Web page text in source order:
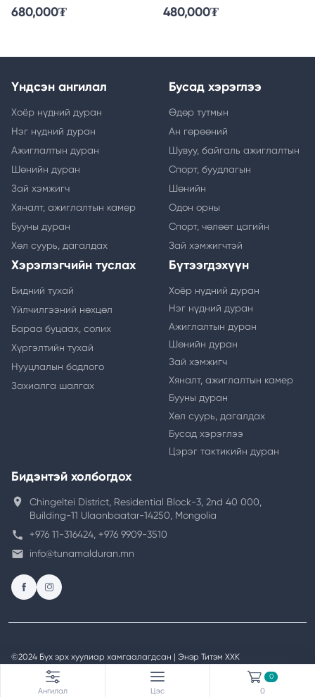
680,000₮
Measure
480,000₮
Ангилал Цэс
0
0
Үндсэн ангилал
Хоёр нүдний дуран
Нэг нүдний дуран
Ажиглалтын дуран
Шөнийн дуран
Зай хэмжигч
Хяналт, ажиглалтын камер
Бууны дуран
Хөл суурь, дагалдах
Бусад хэрэглээ
Өдөр тутмын
Ан гөрөөний
Шувуу, байгаль ажиглалтын
Спорт, буудлагын
Шөнийн
Одон орны
Спорт, чөлөөт цагийн
Зай хэмжигчтэй
Хэрэглэгчийн туслах
Бидний тухай
Үйлчилгээний нөхцөл
Бараа буцаах, солих
Хүргэлтийн тухай
Нууцлалын бодлого
Захиалга шалгах
Бүтээгдэхүүн
Хоёр нүдний дуран
Нэг нүдний дуран
Ажиглалтын дуран
Шөнийн дуран
Зай хэмжигч
Хяналт, ажиглалтын камер
Бууны дуран
Хөл суурь, дагалдах
Бусад хэрэглээ
Цэрэг тактикийн дуран
Бидэнтэй холбогдох
location_on
Chingeltei District, Residential Block-3, 2nd 40 000,
Building-11 Ulaanbaatar-14250, Mongolia
call +976 11-316424, +976 9909-3510
email info@tunamalduran.mn
©2024 Бүх эрх хуулиар хамгаалагдсан | Энэр Титэм ХХК
Вэб сайтыг: